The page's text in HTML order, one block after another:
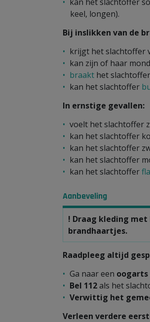
keel, longen).
Bij inslikken van de
krijgt het slachtoffer
kan zijn of haar
braakt het
kan het slachtoffer
In ernstige gevallen:
voelt het slachtoffer
kan het slachtoffer
kan het slachtoffer
kan het slachtoffer
kan het slachtoffer
Aanbeveling
! Draag kleding
brandhaartjes.
Raadpleeg altijd
Ga naar een oogarts
Bel 112als het
Verwittig het
Verleen verdere